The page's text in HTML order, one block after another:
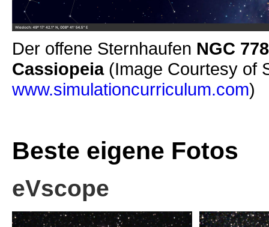
Der offene Sternhaufen NGC
Cassiopeia(Image Courtesy of
www.simulationcurriculum.com)
Beste eigene Fotos
eVscope